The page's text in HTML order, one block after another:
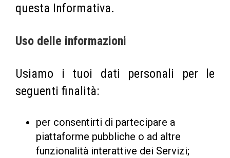
questa Informativa.
Uso delle informazioni
Usiamo i tuoi dati personali per le
seguenti finalità:
per consentirti di partecipare a
piattaforme pubbliche o ad altre
funzionalità interattive dei Servizi;